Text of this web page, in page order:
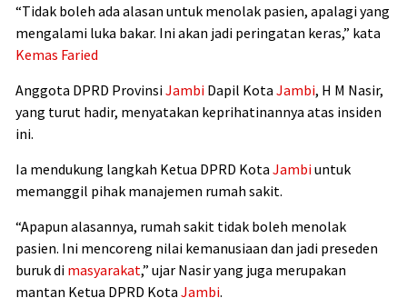
“Tidak boleh ada alasan untuk menolak pasien, apalagi yang
mengalami luka bakar. Ini akan jadi peringatan keras,” kata
Kemas Faried
Anggota DPRD ProvinsiJambi Dapil Kota Jambi, H M Nasir,
yang turut hadir, menyatakan keprihatinannya atas insiden
ini.
Ia mendukung langkah Ketua DPRD Kota Jambiuntuk
memanggil pihak manajemen rumah sakit.
“Apapun alasannya, rumah sakit tidak boleh menolak
pasien. Ini mencoreng nilai kemanusiaan dan jadi preseden
buruk di masyarakat,” ujar Nasir yang juga merupakan
mantan Ketua DPRD Kota Jambi.